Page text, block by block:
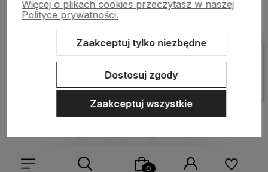
Informacje
Sklep internetowy Shoper Premium
Szablon Shoper Modern 3.0™
od GrowCommerce
Więcej o plikach cookies przeczytasz w naszej
Polityce prywatności.
Zaakceptuj tylko niezbędne
Dostosuj zgody
Zaakceptuj wszystkie